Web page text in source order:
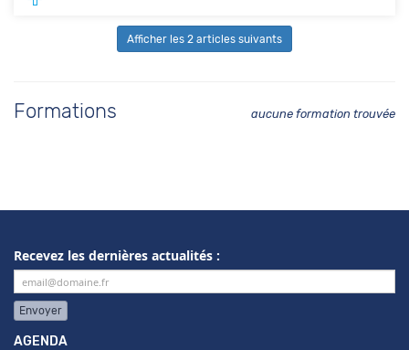
Afficher les 2 articles suivants
Formations aucune formation trouvée
Recevez les dernières actualités :
Envoyer
AGENDA